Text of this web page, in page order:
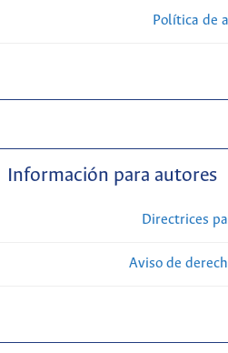
Política de
Información para autores
Directrices
Aviso de